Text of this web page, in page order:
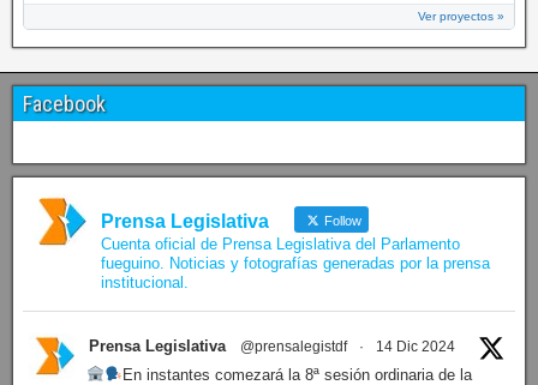
Ver proyectos »
Facebook
Prensa Legislativa Follow
Cuenta oficial de Prensa Legislativa del Parlamento
fueguino. Noticias y fotografías generadas por la prensa
institucional.
Prensa Legislativa @prensalegistdf · 14 Dic 2024
En instantes comezará la 8ª sesión ordinaria de la